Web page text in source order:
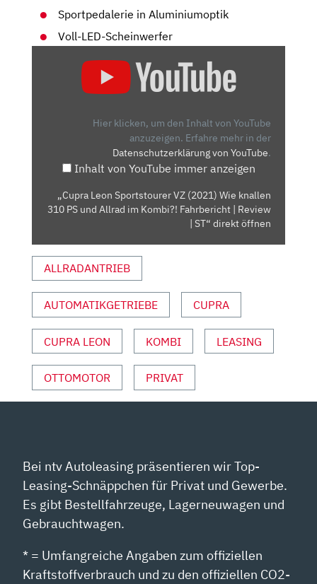
Sportpedalerie in Aluminiumoptik
Voll-LED-Scheinwerfer
SPORTSTOURER
UND
KOMBI?!
FAHRBERICHT
|
REVIEW
ST“
VON
YOUTUBE
ANZEIGEN
Hier klicken, um den Inhalt von YouTube
anzuzeigen. Erfahre mehr in der
Datenschutzerklärung von YouTube.
Inhalt von YouTube immer anzeigen
„Cupra Leon Sportstourer VZ (2021) Wie knallen
310 PS und Allrad im Kombi?! Fahrbericht | Review
| ST“ direkt öffnen
ALLRADANTRIEB
AUTOMATIKGETRIEBE CUPRA
CUPRA LEON KOMBI LEASING
OTTOMOTOR PRIVAT
Bei ntv Autoleasing präsentieren wir Top-
Leasing-Schnäppchen für Privat und Gewerbe.
Es gibt Bestellfahrzeuge, Lagerneuwagen und
Gebrauchtwagen.
* = Umfangreiche Angaben zum offiziellen
Kraftstoffverbrauch und zu den offiziellen CO2-